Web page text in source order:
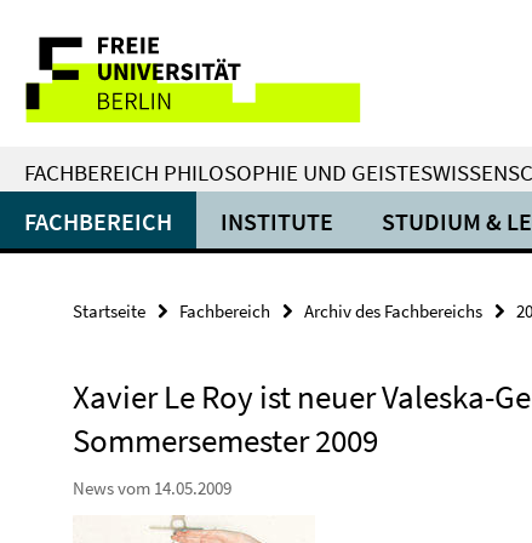
direkt
Inhalt
Service-
Navigation
FACHBEREICH PHILOSOPHIE UND
FACHBEREICH INSTITUTE STUDIUM &
Startseite Fachbereich Archiv des Fachbereichs
Xavier Le Roy ist neuer Valeska-
Sommersemester 2009
News vom 14.05.2009